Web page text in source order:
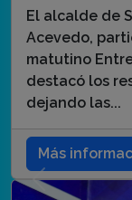
El alcalde de
Acevedo,
matutino
destacó los
dejando las...
Más
Anterior